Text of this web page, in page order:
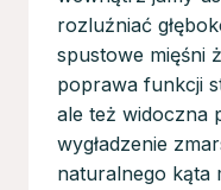
rozluźniać
spustowe mięśni
poprawa funkcji
ale też widoczna
wygładzenie
naturalnego kąta